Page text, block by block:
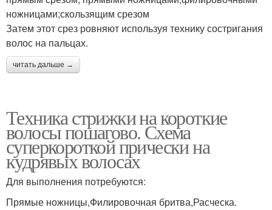
ножницами;скользящим срезом
Затем этот срез ровняют используя технику состригания
волос на пальцах.
читать дальше →
Техника стрижки на короткие
волосы пошагово. Схема
суперкороткой прически на
кудрявых волосах
Для выполнения потребуются:
Прямые ножницы,Филировочная бритва,Расческа.